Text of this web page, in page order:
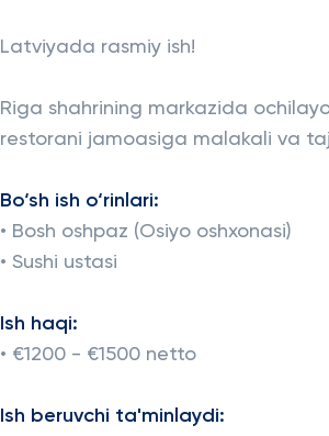
Latviyada rasmiy ish!
Riga shahrining markazida
restorani jamoasiga malakali va
Bo‘sh ish o‘rinlari:
• Bosh oshpaz (Osiyo oshxonasi)
• Sushi ustasi
Ish haqi:
• €1200 - €1500 netto
Ish beruvchi ta'minlaydi: